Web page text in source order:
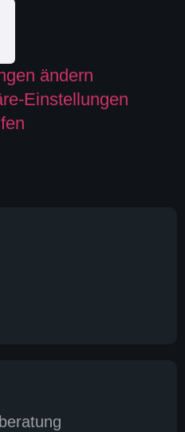
ändern
Einstellungen